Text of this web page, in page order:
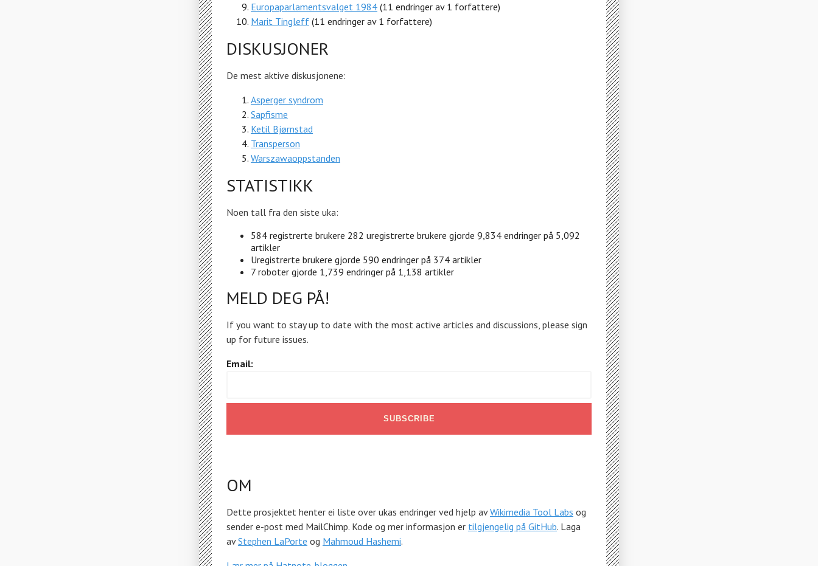
Europaparlamentsvalget 1984 (11 endringer av 1 forfattere)
Marit Tingleff (11 endringer av 1 forfattere)
DISKUSJONER
De mest aktive diskusjonene:
Asperger syndrom
Sapfisme
Ketil Bjørnstad
Transperson
Warszawaoppstanden
STATISTIKK
Noen tall fra den siste uka:
584 registrerte brukere 282 uregistrerte brukere gjorde 9,834 endringer på 5,092
artikler
Uregistrerte brukere gjorde 590 endringer på 374 artikler
7 roboter gjorde 1,739 endringer på 1,138 artikler
MELD DEG PÅ!
If you want to stay up to date with the most active articles and discussions, please sign
up for future issues.
Email:
OM
Dette prosjektet henter ei liste over ukas endringer ved hjelp avWikimedia Tool Labs og
sender e-post med MailChimp. Kode og mer informasjon er tilgjengelig på GitHub. Laga
avStephen LaPorte og Mahmoud Hashemi.